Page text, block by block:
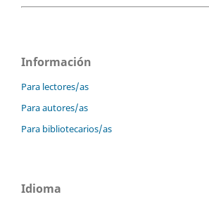
Información
Para lectores/as
Para autores/as
Para bibliotecarios/as
Idioma